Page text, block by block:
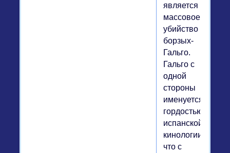
является
массовое
убийство
борзых-
Гальго.
Гальго с
одной
стороны
именуется
гордостью
испанской
кинологии,
что с